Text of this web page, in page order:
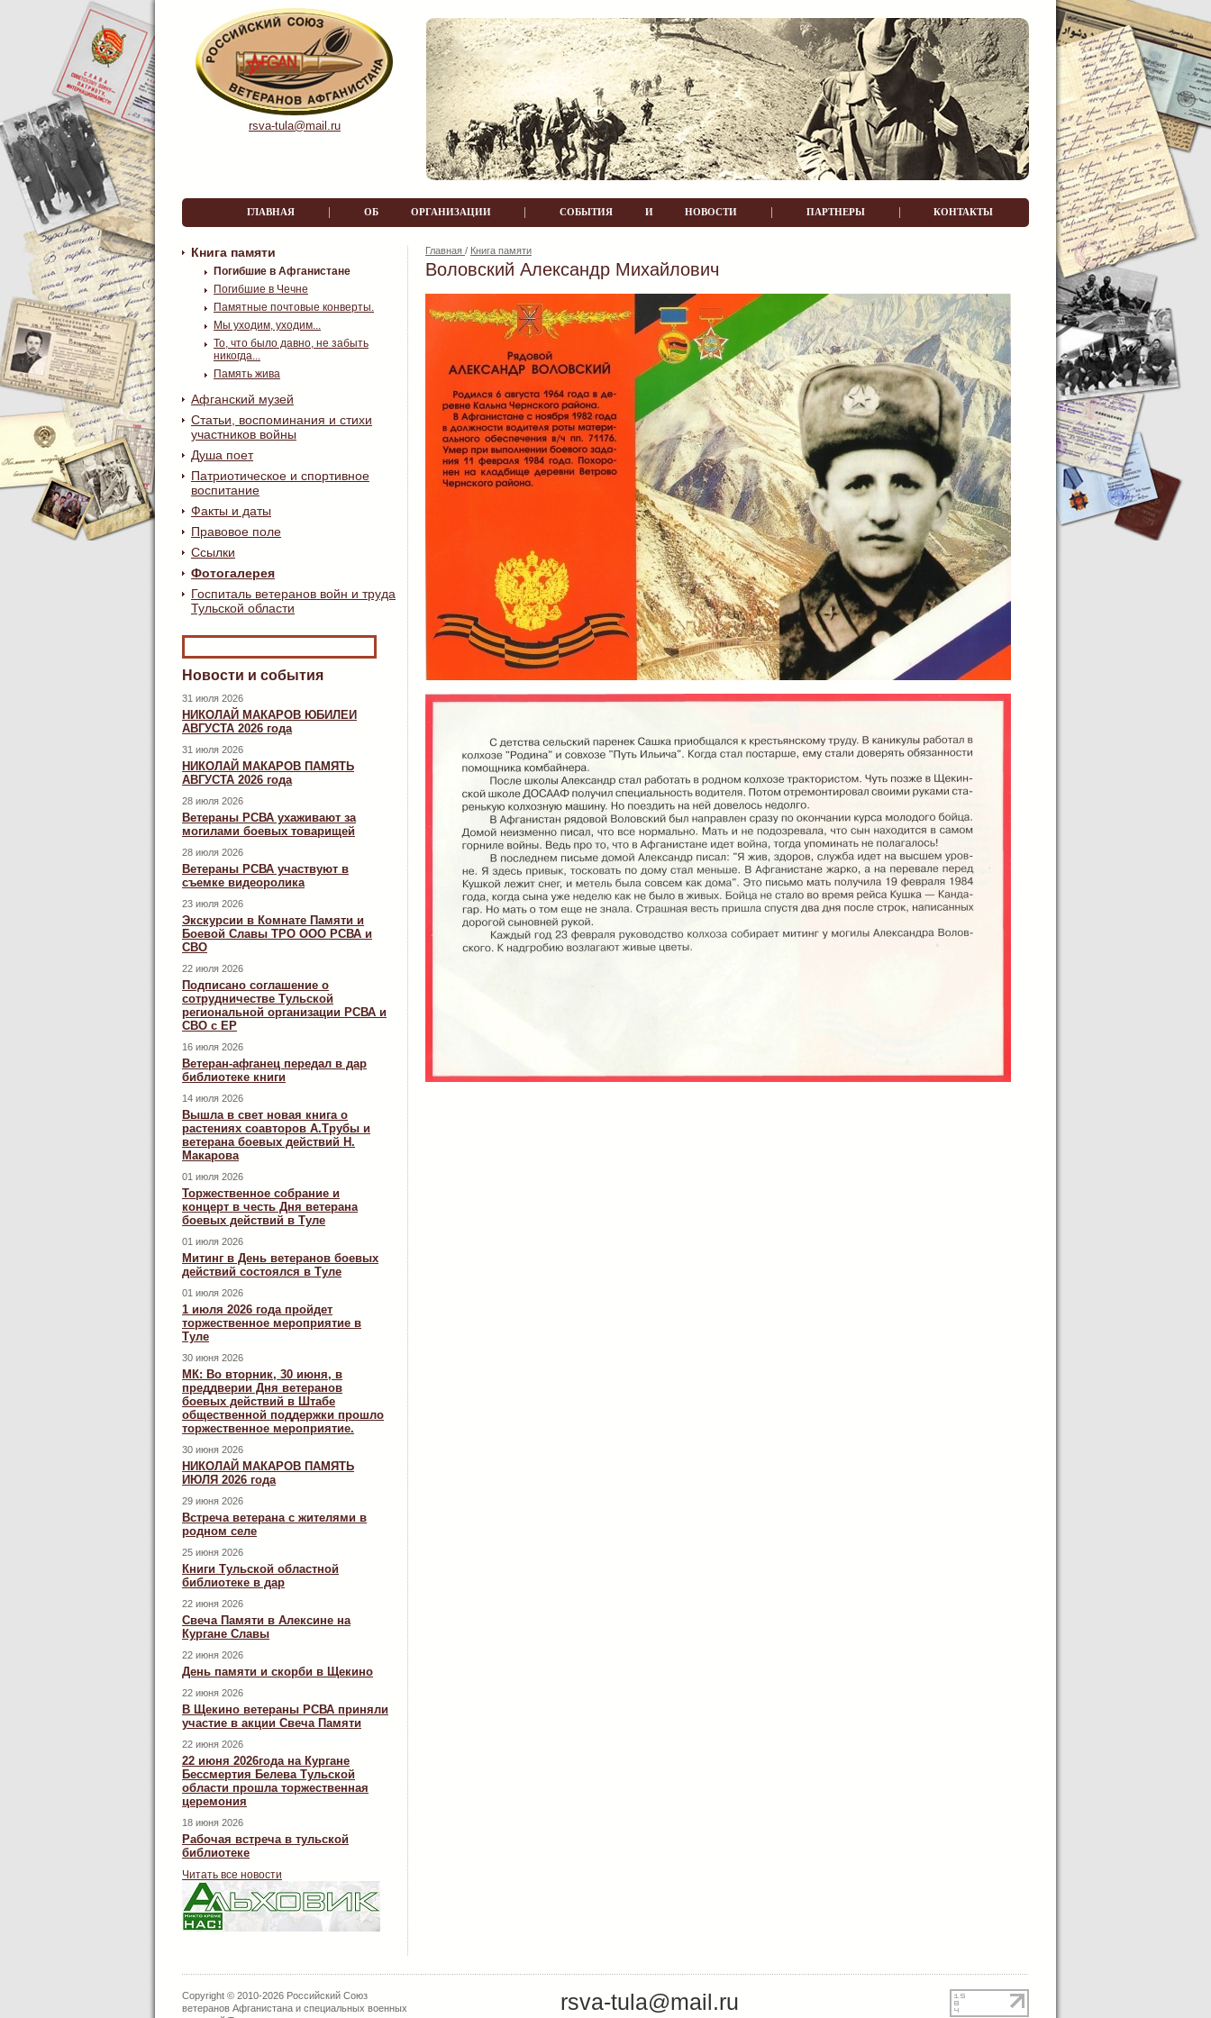
rsva-tula@mail.ru
ГЛАВНАЯ | ОБ ОРГАНИЗАЦИИ | СОБЫТИЯ И НОВОСТИ | ПАРТНЕРЫ | КОНТАКТЫ
Книга памяти
Погибшие в Афганистане
Погибшие в Чечне
Памятные почтовые конверты.
Мы уходим, уходим...
То, что было давно, не забыть
никогда...
Память жива
Афганский музей
Статьи, воспоминания и стихи
участников войны
Душа поет
Патриотическое и спортивное
воспитание
Факты и даты
Правовое поле
Ссылки
Фотогалерея
Госпиталь ветеранов войн и труда
Тульской области
Новости и события
31 июля 2026
НИКОЛАЙ МАКАРОВ ЮБИЛЕИ
АВГУСТА 2026 года
31 июля 2026
НИКОЛАЙ МАКАРОВ ПАМЯТЬ
АВГУСТА 2026 года
28 июля 2026
Ветераны РСВА ухаживают за
могилами боевых товарищей
28 июля 2026
Ветераны РСВА участвуют в
съемке видеоролика
23 июля 2026
Экскурсии в Комнате Памяти и
Боевой Славы ТРО ООО РСВА и
СВО
22 июля 2026
Подписано соглашение о
сотрудничестве Тульской
региональной организации РСВА и
СВО с ЕР
16 июля 2026
Ветеран-афганец передал в дар
библиотеке книги
14 июля 2026
Вышла в свет новая книга о
растениях соавторов А.Трубы и
ветерана боевых действий Н.
Макарова
01 июля 2026
Торжественное собрание и
концерт в честь Дня ветерана
боевых действий в Туле
01 июля 2026
Митинг в День ветеранов боевых
действий состоялся в Туле
01 июля 2026
1 июля 2026 года пройдет
торжественное мероприятие в
Туле
30 июня 2026
МК: Во вторник, 30 июня, в
преддверии Дня ветеранов
боевых действий в Штабе
общественной поддержки прошло
торжественное мероприятие.
30 июня 2026
НИКОЛАЙ МАКАРОВ ПАМЯТЬ
ИЮЛЯ 2026 года
29 июня 2026
Встреча ветерана с жителями в
родном селе
25 июня 2026
Книги Тульской областной
библиотеке в дар
22 июня 2026
Свеча Памяти в Алексине на
Кургане Славы
22 июня 2026
День памяти и скорби в Щекино
22 июня 2026
В Щекино ветераны РСВА приняли
участие в акции Свеча Памяти
22 июня 2026
22 июня 2026года на Кургане
Бессмертия Белева Тульской
области прошла торжественная
церемония
18 июня 2026
Рабочая встреча в тульской
библиотеке
Читать все новости
Главная / Книга памяти
Воловский Александр Михайлович
Copyright © 2010-2026 Российский Союз
ветеранов Афганистана и специальных военных
rsva-tula@mail.ru